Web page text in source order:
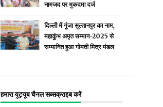
नामजद पर मुकदमा दर्ज
दिल्ली में गूंजा सुल्तानपुर का नाम,
महाकुंभ अमृत सम्मान-2025 से
सम्मानित हुआ गोमती मित्र मंडल
हमारा यूट्यूब चैनल सब्सक्राइब करें